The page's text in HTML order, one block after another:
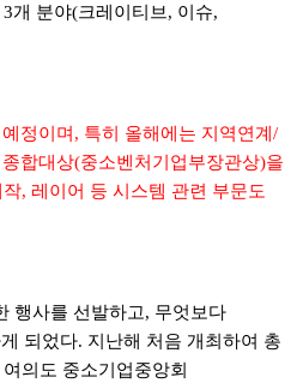
3개 분야(크레이티브, 이슈,
정이며 , 특히 올해에는 지역연계 /
합대상(중소벤처기업부장관상)을
작, 레이어 등 시스템 관련 부문도
행사를 선발하고, 무엇보다
되었다. 지난해 처음 개최하여 총
의도 중소기업중앙회